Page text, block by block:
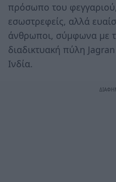
πρόσωπο του φεγγαριού,
εσωστρεφείς, αλλά
άνθρωποι, σύμφωνα με
διαδικτυακή πύλη
Ινδία.